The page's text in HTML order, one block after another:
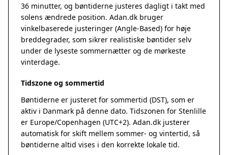
36 minutter, og bøntiderne justeres dagligt i takt med
solens ændrede position. Adan.dk bruger
vinkelbaserede justeringer (Angle-Based) for høje
breddegrader, som sikrer realistiske bøntider selv
under de lyseste sommernætter og de mørkeste
vinterdage.
Tidszone og sommertid
Bøntiderne er justeret for sommertid (DST), som er
aktiv i Danmark på denne dato. Tidszonen for Stenlille
er Europe/Copenhagen (UTC+2). Adan.dk justerer
automatisk for skift mellem sommer- og vintertid, så
bøntiderne altid vises i den korrekte lokale tid.